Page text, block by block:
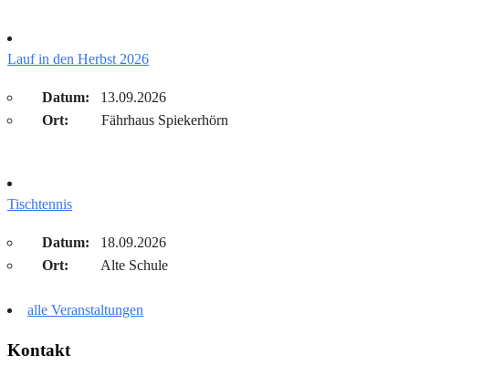
Lauf in den Herbst 2026
Datum:
13.09.2026
Ort:
Fährhaus Spiekerhörn
Tischtennis
Datum:
18.09.2026
Ort:
Alte Schule
alle Veranstaltungen
Kontakt